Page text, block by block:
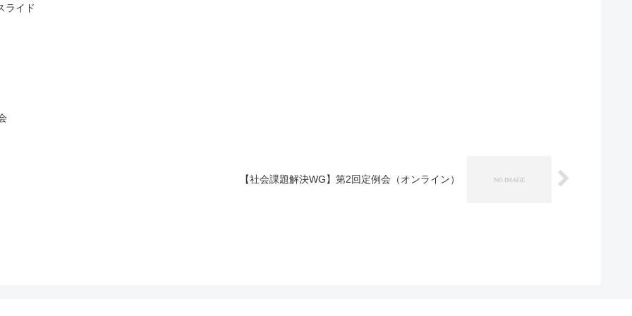
ライド
【社会課題解決WG】第2回定例会（オンライン）